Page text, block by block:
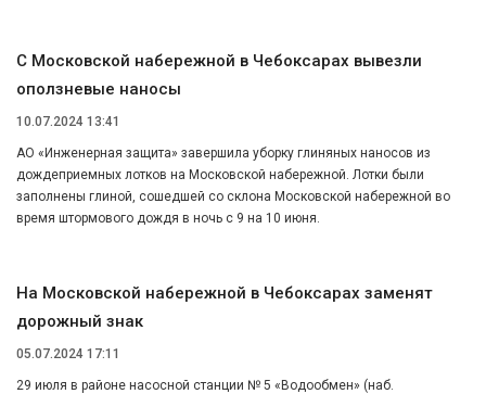
С Московской набережной в Чебоксарах вывезли
оползневые наносы
10.07.2024 13:41
АО «Инженерная защита» завершила уборку глиняных наносов из
дождеприемных лотков на Московской набережной. Лотки были
заполнены глиной, сошедшей со склона Московской набережной во
время штормового дождя в ночь с 9 на 10 июня.
На Московской набережной в Чебоксарах заменят
дорожный знак
05.07.2024 17:11
29 июля в районе насосной станции № 5 «Водообмен» (наб.